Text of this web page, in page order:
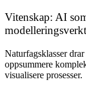
Vitenskap: AI
Naturfagsklasser
oppsummere
visualisere prosesser.